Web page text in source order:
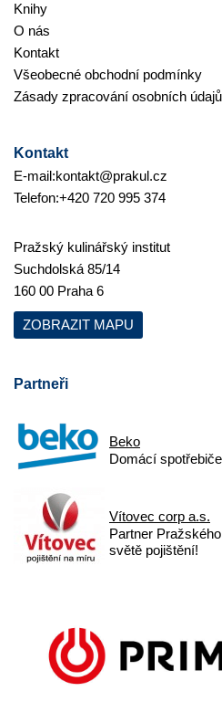
Knihy
O nás
Kontakt
Všeobecné obchodní podmínky
Zásady zpracování osobních údajů
Kontakt
E-mail:kontakt@prakul.cz
Telefon:+420 720 995 374
Pražský kulinářský institut
Suchdolská 85/14
160 00 Praha 6
ZOBRAZIT MAPU
Partneři
Beko
Domácí
Vítovec corp a.s.
Partner
světě pojištění!